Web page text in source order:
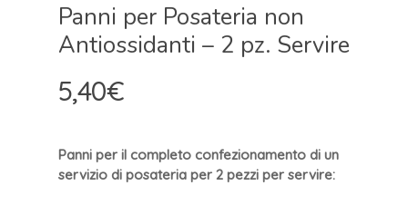
Panni per Posateria non
Antiossidanti – 2 pz. Servire
5,40€
Panni per il completo confezionamento di un
servizio di posateria per 2 pezzi per servire: